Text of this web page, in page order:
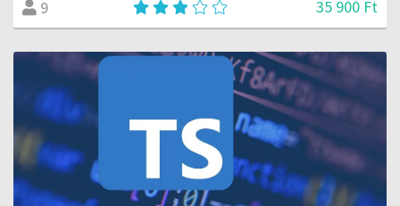
9 35 900 Ft